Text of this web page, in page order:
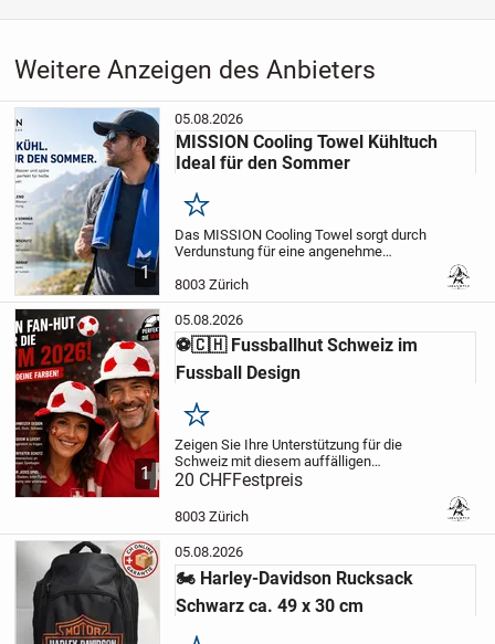
Weitere Anzeigen des Anbieters
1
05.08.2026
MISSION Cooling Towel Kühltuch
Ideal für den Sommer
Merken
Das MISSION Cooling Towel sorgt durch
Verdunstung für eine angenehme
auswringen und geniessen. Ideal für
Wanderungen, Sport, Reisen und heisse
Arbeitstage.
8003 Zürich
1
05.08.2026
⚽🇨🇭 Fussballhut Schweiz im
Fussball Design
Merken
Zeigen Sie Ihre Unterstützung für die
Schweiz mit diesem auffälligen
Fussballhut in Rot und Weiss. Das weiche
Plüschmaterial im Fussball Design macht
den Hut zum perfekten Begleiter für
20 CHFFestpreis
8003 Zürich
05.08.2026
🏍️ Harley-Davidson Rucksack
Schwarz ca. 49 x 30 cm